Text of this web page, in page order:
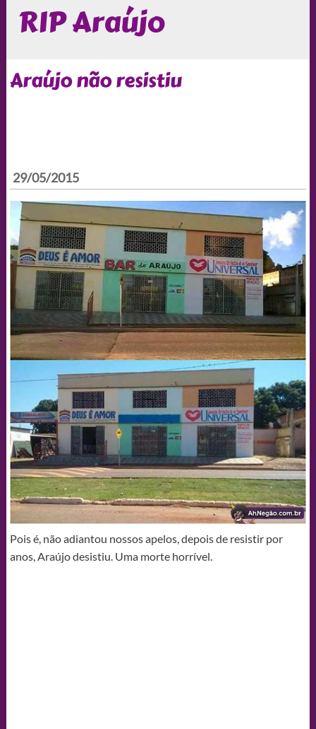
RIP Araújo
Araújo não resistiu
29/05/2015
Pois é, não adiantou nossos apelos, depois de resistir por
anos, Araújo desistiu. Uma morte horrível.